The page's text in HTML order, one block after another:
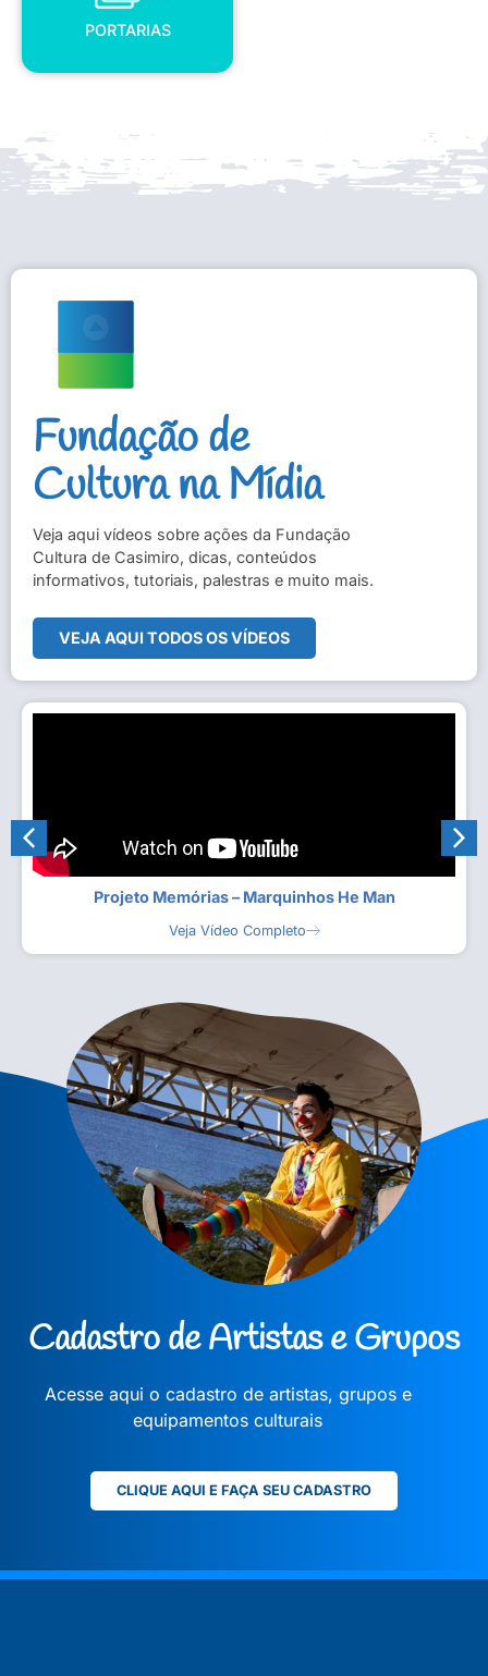
PORTARIAS
Fundação de
Cultura na Mídia
Veja aqui vídeos sobre ações da Fundação
Cultura de Casimiro, dicas, conteúdos
informativos, tutoriais, palestras e muito mais.
VEJA AQUI TODOS OS VÍDEOS
Projeto Memórias – Marquinhos He Man
Veja Vídeo Completo
Cadastro de Artistas e Grupos
Acesse aqui o cadastro de artistas, grupos e
equipamentos culturais
CLIQUE AQUI E FAÇA SEU CADASTRO